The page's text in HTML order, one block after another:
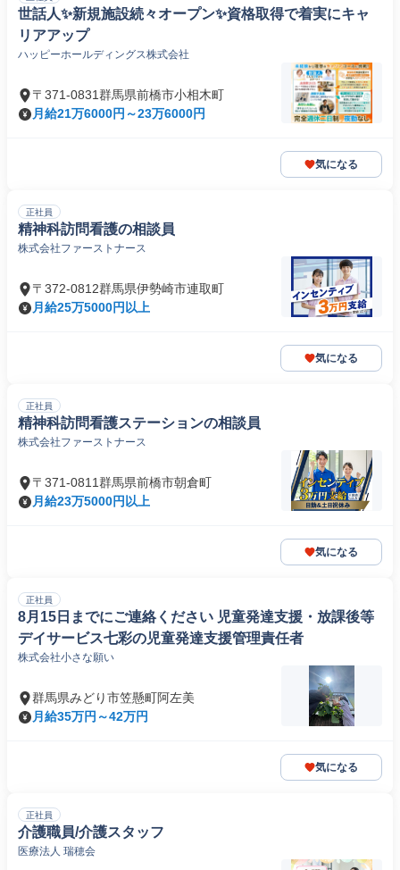
世話人✨新規施設続々オープン✨資格取得で着実にキャ
リアアップ
ハッピーホールディングス株式会社
〒371-0831群馬県前橋市小相木町
月給21万6000円～23万6000円
気になる
正社員
精神科訪問看護の相談員
株式会社ファーストナース
〒372-0812群馬県伊勢崎市連取町
月給25万5000円以上
気になる
正社員
精神科訪問看護ステーションの相談員
株式会社ファーストナース
〒371-0811群馬県前橋市朝倉町
月給23万5000円以上
気になる
正社員
8月15日までにご連絡ください 児童発達支援・放課後等
デイサービス七彩の児童発達支援管理責任者
株式会社小さな願い
群馬県みどり市笠懸町阿左美
月給35万円～42万円
気になる
正社員
介護職員/介護スタッフ
医療法人 瑞穂会